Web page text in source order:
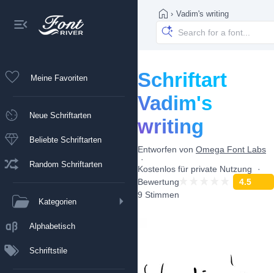
Meine Favoriten
Neue Schriftarten
Beliebte Schriftarten
Random Schriftarten
Kategorien
Alphabetisch
Schriftstile
› Vadim's writing
Schriftart
Vadim's
writing
Entworfen von Omega Font Labs
Kostenlos für private Nutzung
Bewertung
4.5
9 Stimmen